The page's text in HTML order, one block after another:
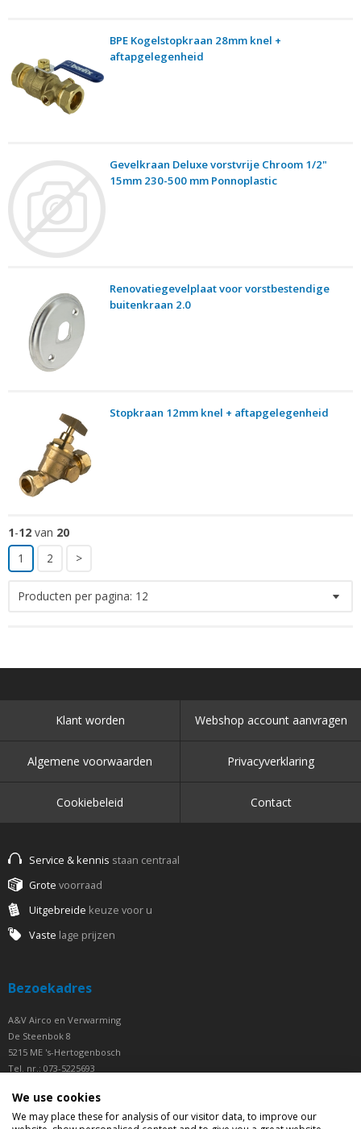
BPE Kogelstopkraan 28mm knel +
aftapgelegenheid
Gevelkraan Deluxe vorstvrije Chroom 1/2"
15mm 230-500 mm Ponnoplastic
Renovatiegevelplaat voor vorstbestendige
buitenkraan 2.0
Stopkraan 12mm knel + aftapgelegenheid
1-12 van 20
1
2 >
Producten per pagina: 12
Klant worden Webshop account aanvragen
Algemene voorwaarden Privacyverklaring
Cookiebeleid Contact
Service & kennis staan centraal
Grote voorraad
Uitgebreide keuze voor u
Vaste lage prijzen
Bezoekadres
A&V Airco en Verwarming
De Steenbok 8
5215 ME 's-Hertogenbosch
Tel. nr.: 073-5225693
Openingstijden
We use cookies
We may place these for analysis of our visitor data, to improve our